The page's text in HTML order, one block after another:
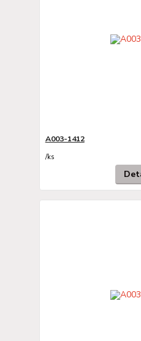
A003-1412
/ks